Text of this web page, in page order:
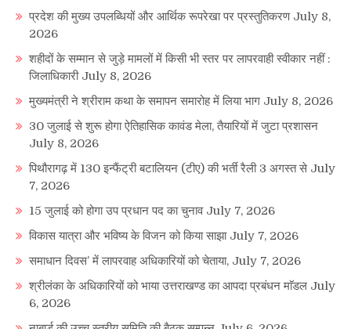
प्रदेश की मुख्य उपलब्धियों और आर्थिक रूपरेखा पर प्रस्तुतिकरण July 8,
2026
शहीदों के सम्मान से जुड़े मामलों में किसी भी स्तर पर लापरवाही स्वीकार नहीं :
जिलाधिकारी July 8, 2026
मुख्यमंत्री ने श्रीराम कथा के समापन समारोह में लिया भाग July 8, 2026
30 जुलाई से शुरू होगा ऐतिहासिक कावंड मेला, तैयारियों में जुटा प्रशासन
July 8, 2026
पिथौरागढ़ में 130 इन्फैंट्री बटालियन (टीए) की भर्ती रैली 3 अगस्त से July
7, 2026
15 जुलाई को होगा उप प्रधान पद का चुनाव July 7, 2026
विकास यात्रा और भविष्य के विजन को किया साझा July 7, 2026
समाधान दिवस’ में लापरवाह अधिकारियों को चेताया, July 7, 2026
श्रीलंका के अधिकारियों को भाया उत्तराखण्ड का आपदा प्रबंधन माॅडल July
6, 2026